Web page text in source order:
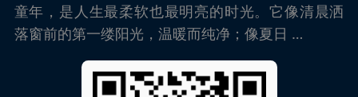
童年，是人生最柔软也最明亮的时光。它像清晨洒
落窗前的第一缕阳光，温暖而纯净；像夏日 …